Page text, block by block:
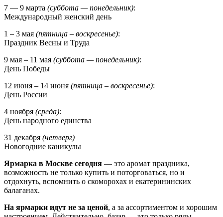
7 — 9 марта (суббота — понедельник):
Международный женский день
1 – 3 мая (пятница – воскресенье):
Праздник Весны и Труда
9 мая – 11 мая (суббота — понедельник):
День Победы
12 июня – 14 июня (пятница – воскресенье):
День России
4 ноября (среда):
День народного единства
31 декабря (четверг)
Новогодние каникулы
Ярмарка в Москве сегодня — это аромат праздника,
возможность не только купить и поторговаться, но и
отдохнуть, вспомнить о скоморохах и екатерининских
балаганах.
На ярмарки идут не за ценой, а за ассортиментом и хорошим